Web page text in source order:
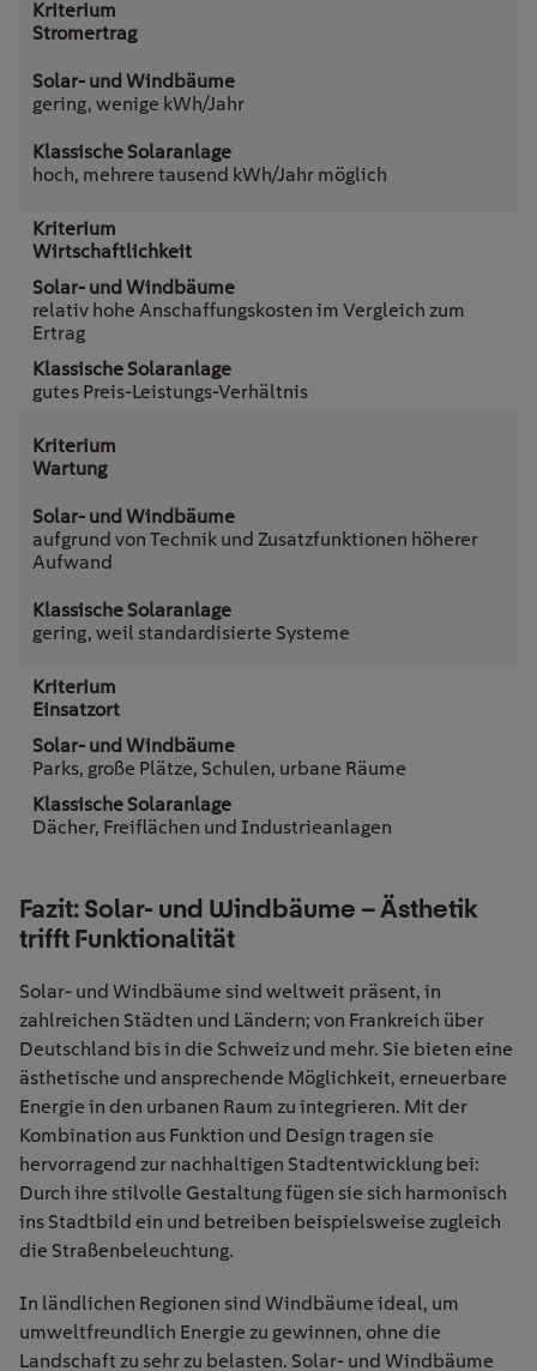
Stromertrag
gering, wenige kWh/Jahr
hoch, mehrere tausend kWh/Jahr möglich
Wirtschaftlichkeit
relativ hohe Anschaffungskosten im Vergleich zum
Ertrag
gutes Preis-Leistungs-Verhältnis
Wartung
aufgrund von Technik und Zusatzfunktionen höherer
Aufwand
gering, weil standardisierte Systeme
Einsatzort
Parks, große Plätze, Schulen, urbane Räume
Dächer, Freiflächen und Industrieanlagen
Fazit: Solar- und Windbäume – Ästhetik
trifft Funktionalität
Solar- und Windbäume sind weltweit präsent, in
zahlreichen Städten und Ländern; von Frankreich über
Deutschland bis in die Schweiz und mehr. Sie bieten eine
ästhetische und ansprechende Möglichkeit, erneuerbare
Energie in den urbanen Raum zu integrieren. Mit der
Kombination aus Funktion und Design tragen sie
hervorragend zur nachhaltigen Stadtentwicklung bei:
Durch ihre stilvolle Gestaltung fügen sie sich harmonisch
ins Stadtbild ein und betreiben beispielsweise zugleich
die Straßenbeleuchtung.
In ländlichen Regionen sind Windbäume ideal, um
umweltfreundlich Energie zu gewinnen, ohne die
Landschaft zu sehr zu belasten. Solar- und Windbäume